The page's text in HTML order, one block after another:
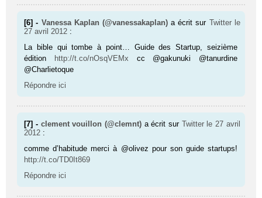
[6] - Vanessa Kaplan (@vanessakaplan) a écrit sur Twitter le
27 avril 2012 :
La bible qui tombe à point… Guide des Startup, seizième
édition
http://t.co/nOsqVEMx cc @gakunuki @tanurdine
@Charlietoque
Répondre ici
[7] - clement vouillon (@clemnt) a écrit sur Twitter le 27 avril
2012 :
comme d’habitude merci à @olivez pour son guide startups!
http://t.co/TD0It869
Répondre ici